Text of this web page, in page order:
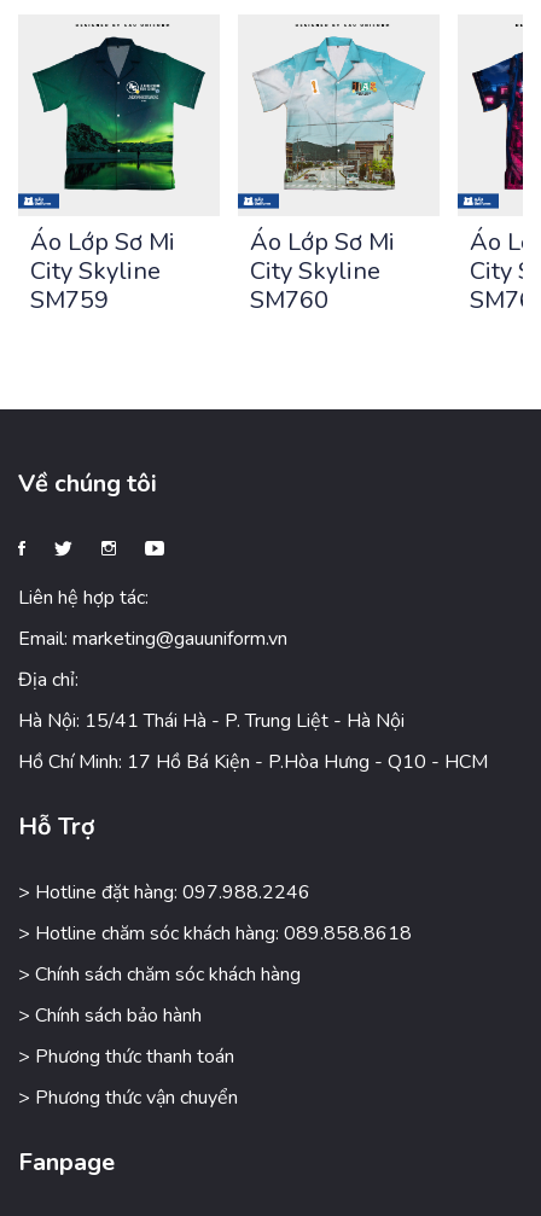
Áo Lớp Sơ Mi
City Skyline
SM759
Áo Lớp Sơ Mi
City Skyline
SM760
Áo
City
Về chúng tôi
Liên hệ hợp tác:
Email: marketing@gauuniform.vn
Địa chỉ:
Hà Nội: 15/41 Thái Hà - P. Trung Liệt - Hà Nội
Hồ Chí Minh: 17 Hồ Bá Kiện - P.Hòa Hưng - Q10 - HCM
Hỗ Trợ
> Hotline đặt hàng: 097.988.2246
> Hotline chăm sóc khách hàng: 089.858.8618
> Chính sách chăm sóc khách hàng
> Chính sách bảo hành
> Phương thức thanh toán
> Phương thức vận chuyển
Fanpage